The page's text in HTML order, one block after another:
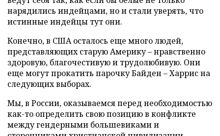
нарядились индейцами, но и стали уверять, что
истинные индейцы тут они.
Конечно, в США осталось еще много людей,
представляющих старую Америку – нравственно
здоровую, благочестивую и трудолюбивую. Они
еще могут прокатить парочку Байден – Харрис на
следующих выборах.
Мы, в России, оказываемся перед необходимостью
как-то определить свою позицию в конфликте
между гендерными большевиками и